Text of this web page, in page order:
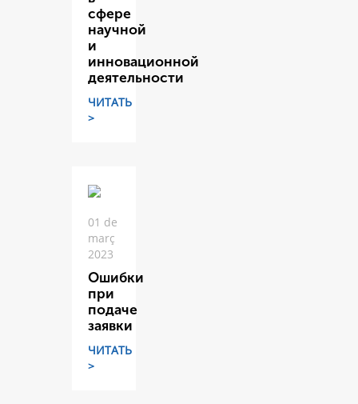
сфере
научной
и
инновационной
деятельности
ЧИТАТЬ
>
01 de
març
2023
Ошибки
при
подаче
заявки
ЧИТАТЬ
>